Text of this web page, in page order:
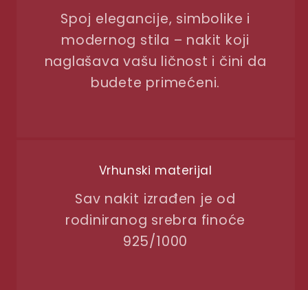
Spoj elegancije, simbolike i
modernog stila – nakit koji
naglašava vašu ličnost i čini da
budete primećeni.
Vrhunski materijal
Sav nakit izrađen je od
rodiniranog srebra finoće
925/1000